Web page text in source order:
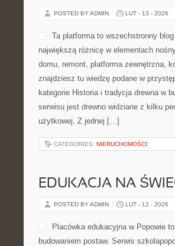
POSTED BY ADMIN LUT - 13 - 2026
Ta platforma to wszechstronny
największą różnicę w elementach
domu, remont, platforma zewnętrzna,
znajdziesz tu wiedzę podane w
kategorie Historia i tradycja drewna w
serwisu jest drewno widziane z kilku
użytkowej. Z jednej […]
CATEGORIES: NIERUCHOMOŚCI
EDUKACJA NA
POSTED BY ADMIN LUT - 12 - 2026
Placówka edukacyjna w Popowie
budowaniem postaw. Serwis